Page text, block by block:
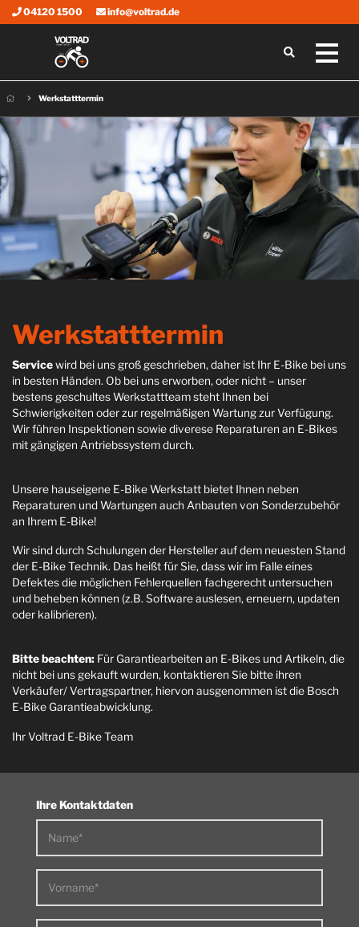
04120 1500 info@voltrad.de
Werkstatttermin
Werkstatttermin
Servicewird bei uns groß geschrieben, daher ist Ihr E-Bike bei uns
in besten Händen. Ob bei uns erworben, oder nicht – unser
bestens geschultes Werkstattteam steht Ihnen bei
Schwierigkeiten oder zur regelmäßigen Wartung zur Verfügung.
Wir führen Inspektionen sowie diverese Reparaturen an E-Bikes
mit gängigen Antriebssystem durch.
Unsere hauseigene E-Bike Werkstatt bietet Ihnen neben
Reparaturen und Wartungen auch Anbauten von Sonderzubehör
an Ihrem E-Bike!
Wir sind durch Schulungen der Hersteller auf dem neuesten Stand
der E-Bike Technik. Das heißt für Sie, dass wir im Falle eines
Defektes die möglichen Fehlerquellen fachgerecht untersuchen
und beheben können (z.B. Software auslesen, erneuern, updaten
oder kalibrieren).
Bitte beachten: Für Garantiearbeiten an E-Bikes und Artikeln, die
nicht bei uns gekauft wurden, kontaktieren Sie bitte ihren
Verkäufer/ Vertragspartner, hiervon ausgenommen ist die Bosch
E-Bike Garantieabwicklung.
Ihr Voltrad E-Bike Team
Ihre Kontaktdaten
Name*
Vorname*